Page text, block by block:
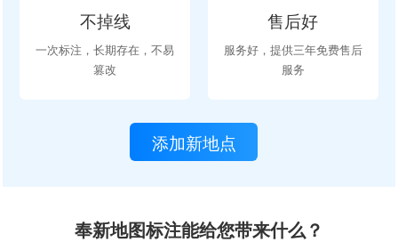
不掉线
一次标注，长期存在，不易
篡改
售后好
服务好，提供三年免费售后
服务
添加新地点
奉新地图标注能给您带来什么？